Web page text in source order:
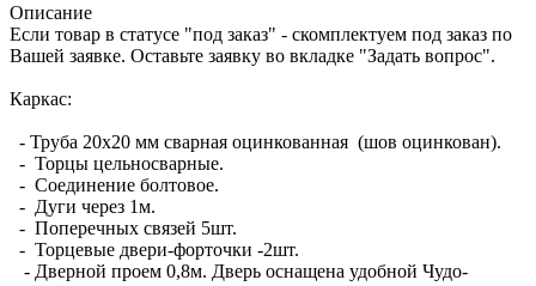
Описание
Если товар в статусе "под заказ" - скомплектуем под заказ по
Вашей заявке. Оставьте заявку во вкладке "Задать вопрос".
Каркас:
- Труба 20х20 мм сварная оцинкованная (шов оцинкован).
- Торцы цельносварные.
- Соединение болтовое.
- Дуги через 1м.
- Поперечных связей 5шт.
- Торцевые двери-форточки -2шт.
- Дверной проем 0,8м. Дверь оснащена удобной Чудо-